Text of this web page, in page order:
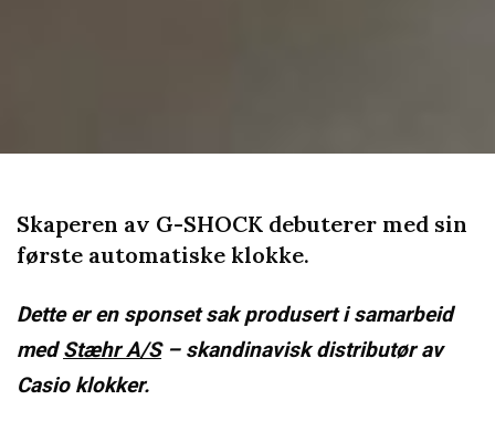
Skaperen av G-SHOCK debuterer med sin
første automatiske klokke.
Dette er en sponset sak produsert i samarbeid
medStæhr A/S– skandinavisk distributør av
Casio klokker.